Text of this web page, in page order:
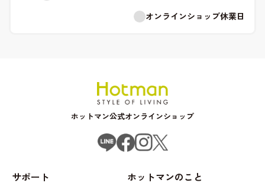
オンラインショップ休業日
ホットマン公式オンラインショップ
サポート ホットマンのこと